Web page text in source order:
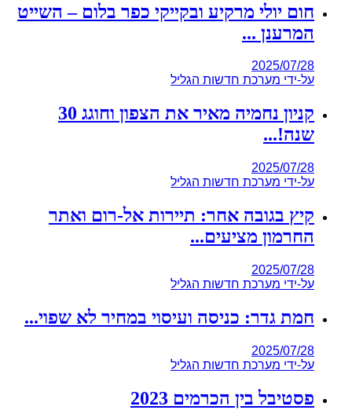
חום יולי מרקיע ובקייקי כפר בלום – השייט
המרענן ...
2025/07/28
על-ידי מערכת חדשות הגליל
קניון נחמיה מאיר את הצפון וחוגג 30
שנה!...
2025/07/28
על-ידי מערכת חדשות הגליל
קיץ בגובה אחר: תיירות אל-רום ואתר
החרמון מציעים...
2025/07/28
על-ידי מערכת חדשות הגליל
חמת גדר: כניסה ועיסוי במחיר לא שפוי...
2025/07/28
על-ידי מערכת חדשות הגליל
פסטיבל בין הכרמים 2023